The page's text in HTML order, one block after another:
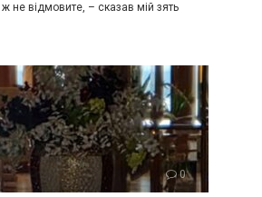
не відмовите, – сказав мій зять
0